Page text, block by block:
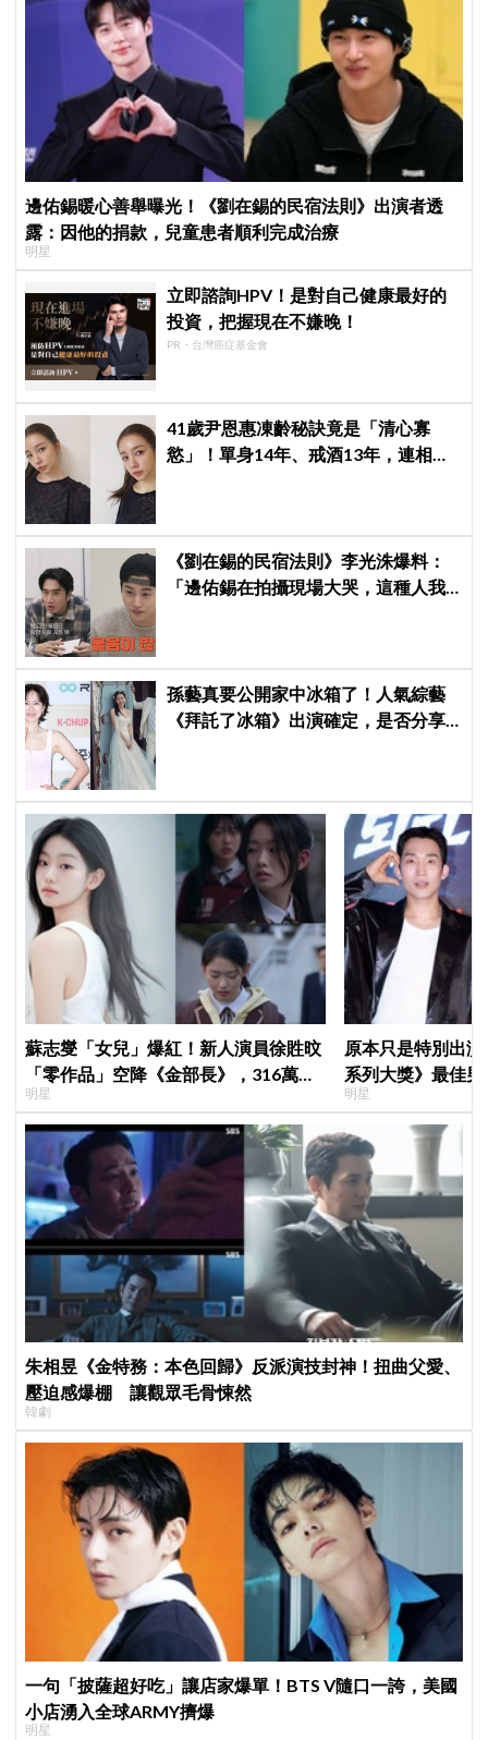
邊佑錫暖心善舉曝光！《劉在錫的民宿法則》出演者透
露：因他的捐款，兒童患者順利完成治療
明星
立即諮詢HPV！是對自己健康最好的
投資，把握現在不嫌晚！
PR・台灣癌症基金會
41歲尹恩惠凍齡秘訣竟是「清心寡
慾」！單身14年、戒酒13年，連相親
《劉在錫的民宿法則》李光洙爆料：
「邊佑錫在拍攝現場大哭，這種人我
孫藝真要公開家中冰箱了！人氣綜藝
《拜託了冰箱》出演確定，是否分享
蘇志燮「女兒」爆紅！新人演員徐貹旼
「零作品」空降《金部長》，316萬舊
片被挖出網驚呆：星味藏不住！
明星
原本只是特別出
系列大獎》最佳
鳥伙房兵》黃錫
演」傳奇
明星
朱相昱《金特務：本色回歸》反派演技封神！扭曲父愛、
壓迫感爆棚 讓觀眾毛骨悚然
韓劇
一句「披薩超好吃」讓店家爆單！BTS V隨口一誇，美國
小店湧入全球ARMY擠爆
明星